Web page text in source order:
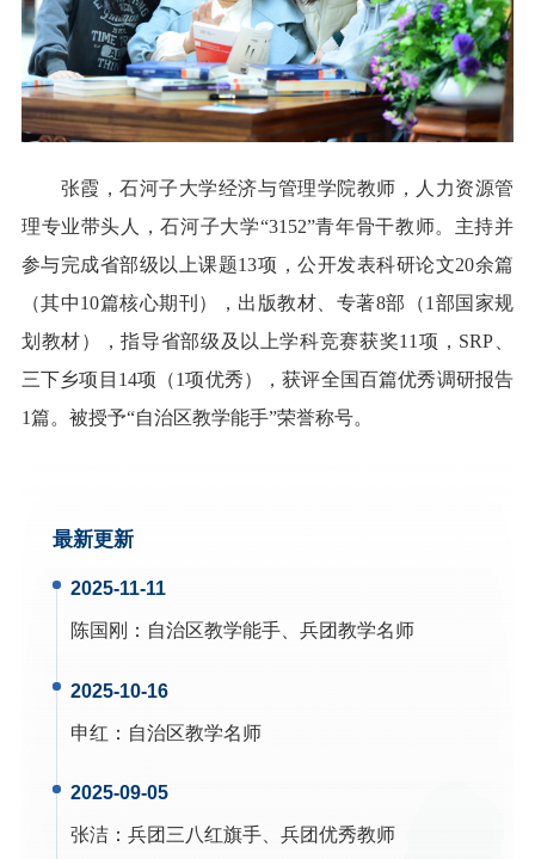
张霞，石河子大学经济与管理学院教师，人力资源管
理专业带头人，石河子大学“3152”青年骨干教师。主持并
参与完成省部级以上课题13项，公开发表科研论文20余篇
（其中10篇核心期刊），出版教材、专著8部（1部国家规
划教材），指导省部级及以上学科竞赛获奖11项，SRP、
三下乡项目14项（1项优秀），获评全国百篇优秀调研报告
1篇。被授予“自治区教学能手”荣誉称号。
最新更新
2025-11-11
陈国刚 ： 自治区教学能手、兵团教学名师
2025-10-16
申红 ： 自治区教学名师
2025-09-05
张洁 ：兵团三八红旗手、兵团优秀教师